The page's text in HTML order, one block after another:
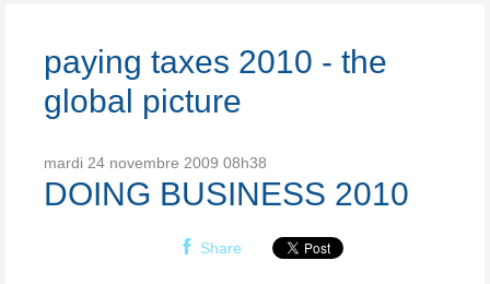
paying taxes 2010 - the
global picture
mardi 24 novembre 2009 08h38
DOING BUSINESS 2010
Share